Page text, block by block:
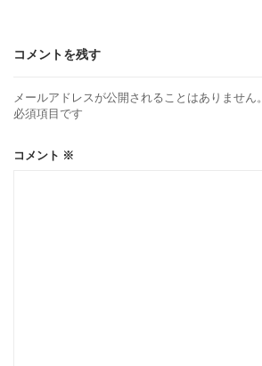
コメントを残す
メールアドレスが公開されることはありません。
必須項目です
コメント ※